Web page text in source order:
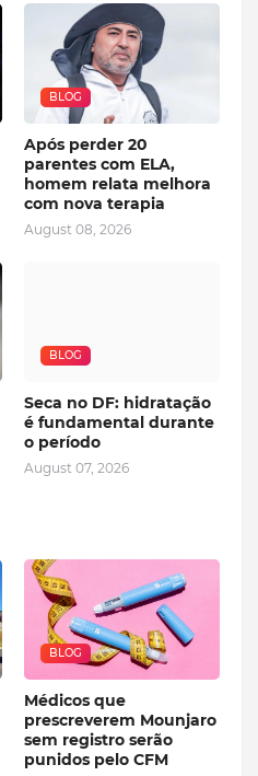
BLOG
Após perder 20
parentes com ELA,
homem relata melhora
com nova terapia
August 08, 2026
BLOG
Seca no DF: hidratação
é fundamental durante
o período
August 07, 2026
BLOG
Médicos que
prescreverem Mounjaro
sem registro serão
punidos pelo CFM